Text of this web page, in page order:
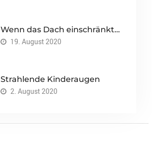
Wenn das Dach einschränkt…
19. August 2020
Strahlende Kinderaugen
2. August 2020